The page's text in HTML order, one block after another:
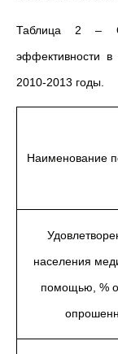
Таблица 2 –
эффективности в
2010-2013 годы.
Наименование
населения
помощью, %